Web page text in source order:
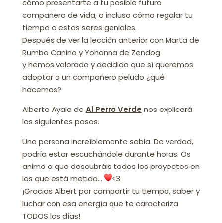
cómo presentarte a tu posible futuro
compañero de vida, o incluso cómo regalar tu
tiempo a estos seres geniales.
Después de ver la lección anterior con Marta de
Rumbo Canino y Yohanna de Zendog
y hemos valorado y decidido que sí queremos
adoptar a un compañero peludo ¿qué
hacemos?
Alberto Ayala de Al Perro Verde nos explicará
los siguientes pasos.
Una persona increíblemente sabia. De verdad,
podría estar escuchándole durante horas. Os
animo a que descubráis todos los proyectos en
los que está metido…
<3
¡Gracias Albert por compartir tu tiempo, saber y
luchar con esa energía que te caracteriza
TODOS los días!